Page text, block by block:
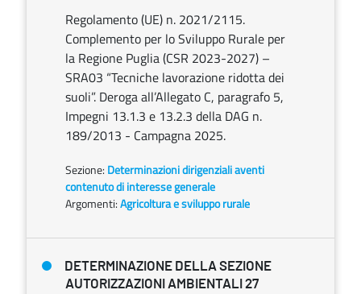
Regolamento (UE) n. 2021/2115.
Complemento per lo Sviluppo Rurale per
la Regione Puglia (CSR 2023-2027) –
SRA03 “Tecniche lavorazione ridotta dei
suoli”. Deroga all’Allegato C, paragrafo 5,
Impegni 13.1.3 e 13.2.3 della DAG n.
189/2013 - Campagna 2025.
Sezione: Determinazioni dirigenziali aventi
contenuto di interesse generale
Argomenti:Agricoltura e sviluppo rurale
DETERMINAZIONE DELLA SEZIONE
AUTORIZZAZIONI AMBIENTALI 27